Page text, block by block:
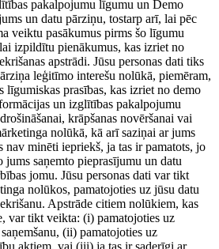
pakalpojumu līgumu un Demo
un datu pārziņu, tostarp arī, lai pēc
veiktu pasākumus pirms šo līgumu
izpildītu pienākumus, kas izriet no
apstrādi. Jūsu personas dati tiks
leģitīmo interešu nolūkā, piemēram,
līgumiskas prasības, kas izriet no demo
un izglītības pakalpojumu
krāpšanas novēršanai vai
nolūkā, kā arī saziņai ar jums
nav minēti iepriekš, ja tas ir pamatots, jo
jums saņemto pieprasījumu un datu
jomu. Jūsu personas dati var tikt
nolūkos, pamatojoties uz jūsu datu
Apstrāde citiem nolūkiem, kas
var tikt veikta: (i) pamatojoties uz
(ii) pamatojoties uz
aktiem, vai (iii) ja tas ir saderīgi ar